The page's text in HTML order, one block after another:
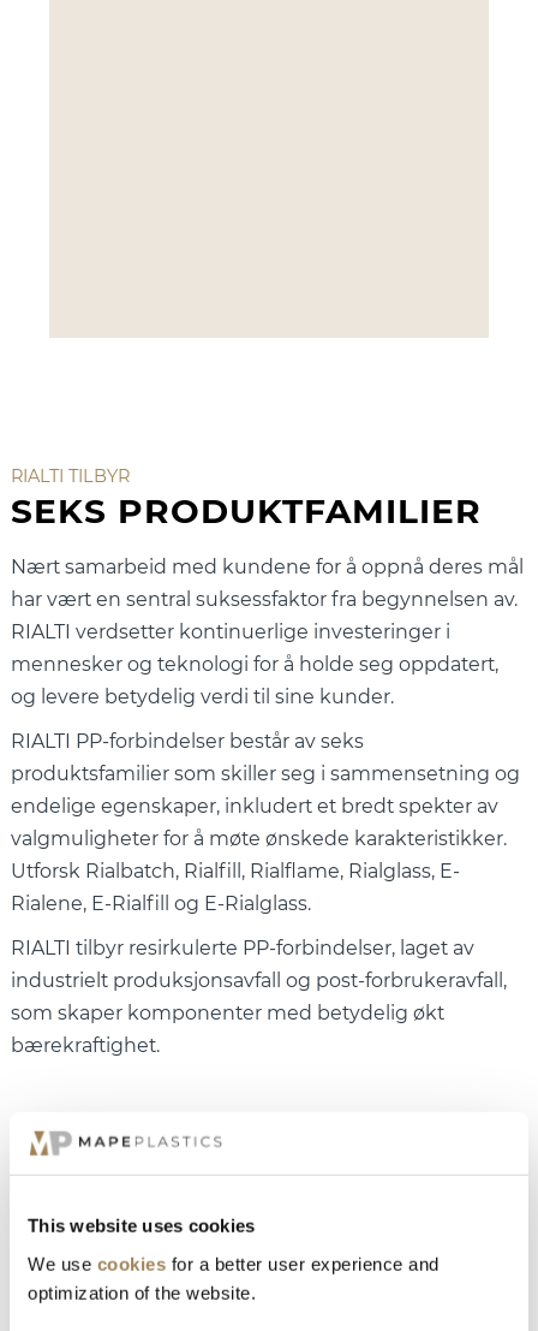
This website uses cookies
We use cookies for a better user experience and
optimization of the website.
RIALTI TILBYR
SEKS PRODUKTFAMILIER
Nært samarbeid med kundene for å oppnå deres mål
har vært en sentral suksessfaktor fra begynnelsen av.
RIALTI verdsetter kontinuerlige investeringer i
mennesker og teknologi for å holde seg oppdatert,
og levere betydelig verdi til sine kunder.
RIALTI PP-forbindelser består av seks
produktsfamilier som skiller seg i sammensetning og
endelige egenskaper, inkludert et bredt spekter av
valgmuligheter for å møte ønskede karakteristikker.
Utforsk Rialbatch, Rialfill, Rialflame, Rialglass, E-
Rialene, E-Rialfill og E-Rialglass.
RIALTI tilbyr resirkulerte PP-forbindelser, laget av
industrielt produksjonsavfall og post-forbrukeravfall,
som skaper komponenter med betydelig økt
bærekraftighet.
RIALTI PRODUKTER